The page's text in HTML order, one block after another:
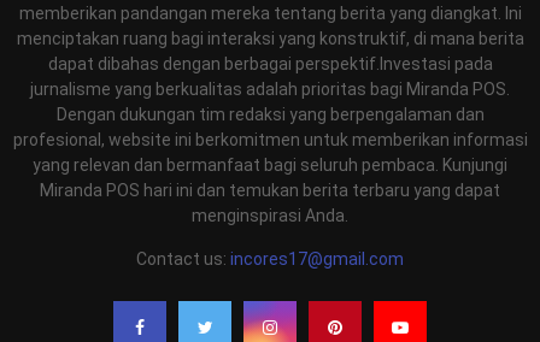
memberikan pandangan mereka tentang berita yang diangkat. Ini
menciptakan ruang bagi interaksi yang konstruktif, di mana berita
dapat dibahas dengan berbagai perspektif.Investasi pada
jurnalisme yang berkualitas adalah prioritas bagi Miranda POS.
Dengan dukungan tim redaksi yang berpengalaman dan
profesional, website ini berkomitmen untuk memberikan informasi
yang relevan dan bermanfaat bagi seluruh pembaca. Kunjungi
Miranda POS hari ini dan temukan berita terbaru yang dapat
menginspirasi Anda.
Contact us: incores17@gmail.com